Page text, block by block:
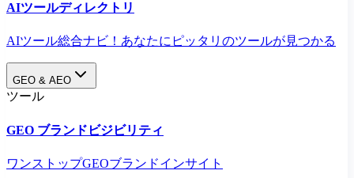
AIツールディレクトリ
AIツール総合ナビ！あなたにピッタリのツールが見つかる
GEO & AEO
ツール
GEO ブランドビジビリティ
ワンストップGEOブランドインサイト